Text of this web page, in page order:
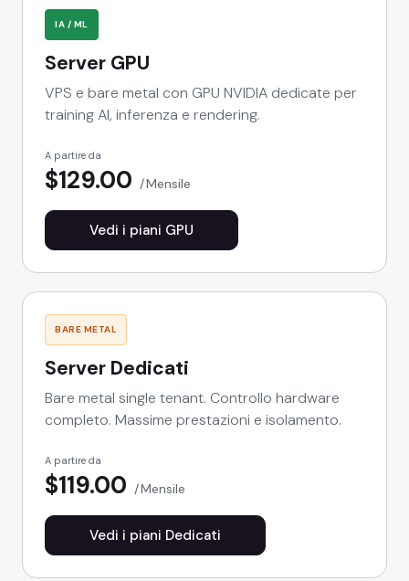
IA / ML
Server GPU
VPS e bare metal con GPU NVIDIA dedicate per
training AI, inferenza e rendering.
A partire da
$129.00 Mensile
Vedi i piani GPU
BARE METAL
Server Dedicati
Bare metal single tenant. Controllo hardware
completo. Massime prestazioni e isolamento.
A partire da
$119.00 Mensile
Vedi i piani Dedicati